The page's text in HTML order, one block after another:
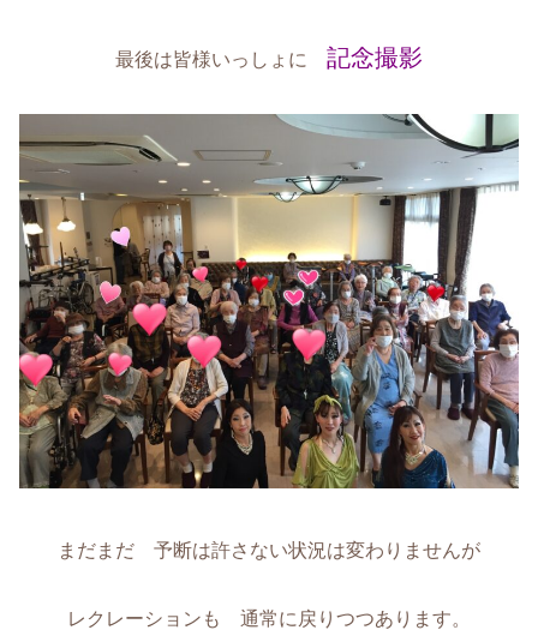
最後は皆様いっしょに 記念撮影
まだまだ 予断は許さない状況は変わりませんが
レクレーションも 通常に戻りつつあります。